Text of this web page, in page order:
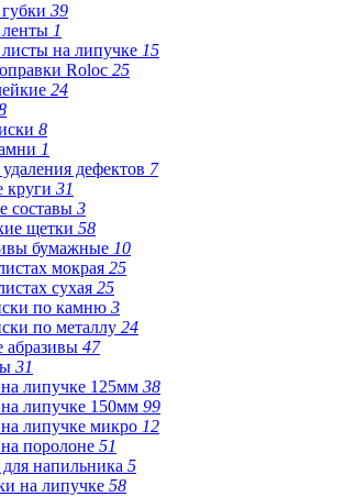
39
1
на липучке 15
Roloc 25
24
8
1
дефектов 7
круги 31
составы 3
щетки 58
бумажные 10
мокрая 25
сухая 25
по камню 3
по металлу 24
47
31
липучке 125мм 38
липучке 150мм 99
липучке микро 12
поролоне 51
напильника 5
на липучке 58